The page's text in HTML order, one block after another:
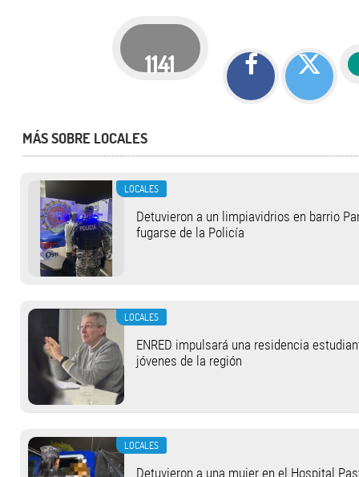
1141
MÁS SOBRE LOCALES
LOCALES
Detuvieron a un limpiavidrios en barrio
fugarse de la Policía
LOCALES
ENRED impulsará una residencia
jóvenes de la región
LOCALES
Detuvieron a una mujer en el Hospital